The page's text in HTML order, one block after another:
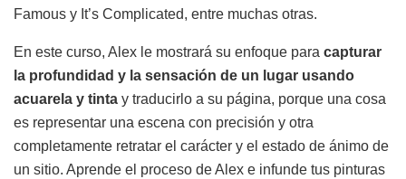
Famous y It’s Complicated, entre muchas otras.
En este curso, Alex le mostrará su enfoque para capturar
la profundidad y la sensación de un lugar usando
acuarela y tinta y traducirlo a su página, porque una cosa
es representar una escena con precisión y otra
completamente retratar el carácter y el estado de ánimo de
un sitio. Aprende el proceso de Alex e infunde tus pinturas